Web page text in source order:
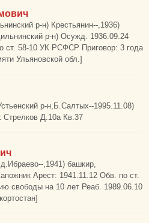
р-н) Крестьянин--,1936)
р-н) Осужд. 1936.09.24
ст. 58-10 УК РСФСР Приговор: 3 года
Ульяновской обл.]
р-н,Б.Салтых--1995.11.08)
Стрелков Д.10а Кв.37
,1941) башкир,
Арест: 1941.11.12 Обв. по ст.
свободы на 10 лет Реаб. 1989.06.10